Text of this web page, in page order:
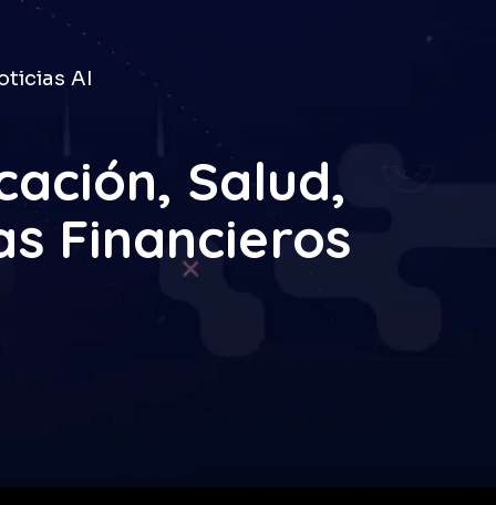
AI
Salud,
Financieros